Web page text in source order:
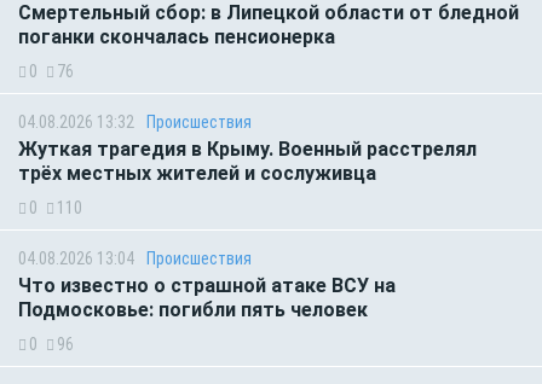
Смертельный сбор: в Липецкой области от бледной
поганки скончалась пенсионерка
0 76
04.08.2026 13:32 Происшествия
Жуткая трагедия в Крыму. Военный расстрелял
трёх местных жителей и сослуживца
0 110
04.08.2026 13:04 Происшествия
Что известно о страшной атаке ВСУ на
Подмосковье: погибли пять человек
0 96